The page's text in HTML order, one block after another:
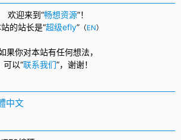
欢迎来到“畅想资源”！
的站长是“超级efly” （EN）
果你对本站有任何想法，
可以“联系我们”， 谢谢！
中文